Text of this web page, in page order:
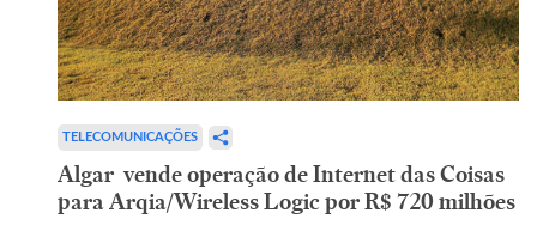
TELECOMUNICAÇÕES
Algar vende operação de Internet das Coisas
para Arqia/Wireless Logic por R$ 720 milhões